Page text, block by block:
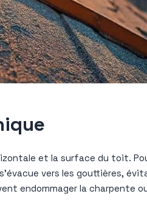
et la surface du toit.
vers les gouttières,
endommager la charpente